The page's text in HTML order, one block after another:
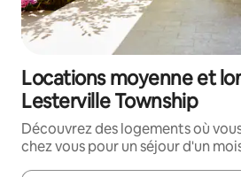
Locations moyenne et
Lesterville Township
Découvrez des logements où
chez vous pour un séjour d'un